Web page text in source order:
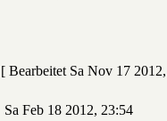
[ Bearbeitet Sa Nov 17
Sa Feb 18 2012, 23:54